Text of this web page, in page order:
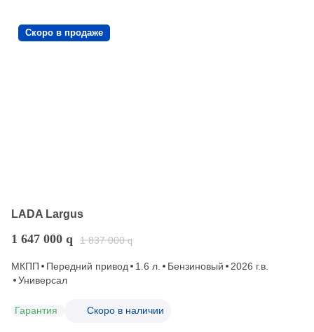
Скоро в продаже
LADA Largus
1 647 000 q 1 837 000 q
МКПП Передний привод 1.6 л. Бензиновый
2026 г.в.
Универсал
Гарантия Скоро в наличии